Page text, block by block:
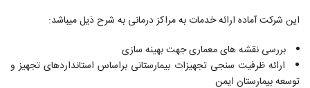
این شرکت آماده ارائه خدمات به مراکز درمانی به شرح ذیل میباشد:
بررسی نقشه های معماری جهت بهینه سازی
ارائه ظرفیت سنجی تجهیزات بیمارستانی براساس استانداردهای تجهیز و
توسعه بیمارستان ایمن